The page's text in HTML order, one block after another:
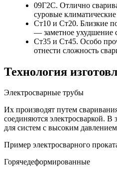
09Г2С. Отлично
суровые
Ст10 и Ст20. Близкие
— заметное ухудшение
Ст35 и Ст45. Особо
отнести сложность
Технология
Электросварные трубы
Их производят путем
соединяются электросваркой.
для систем с высоким
Пример электросварного
Горячедеформированные